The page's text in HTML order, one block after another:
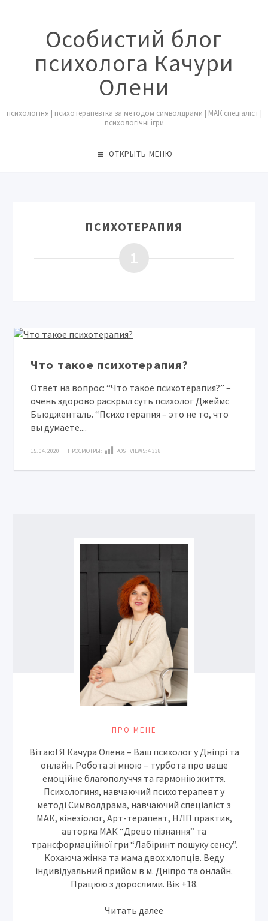
Особистий блог
психолога Качури
Олени
психологіня | психотерапевтка за методом символдрами | МАК спеціаліст |
психологічні ігри
ОТКРЫТЬ МЕНЮ
ПСИХОТЕРАПИЯ
1
Что такое психотерапия?
Ответ на вопрос: “Что такое психотерапия?” –
очень здорово раскрыл суть психолог Джеймс
Бьюдженталь. “Психотерапия – это не то, что
вы думаете....
15. 04. 2020 · ПРОСМОТРЫ: POST VIEWS:4 338
ПРО МЕНЕ
Вітаю! Я Качура Олена – Ваш психолог у Дніпрі та
онлайн. Робота зі мною – турбота про ваше
емоційне благополуччя та гармонію життя.
Психологиня, навчаючий психотерапевт у
методі Символдрама, навчаючий спеціаліст з
МАК, кінезіолог, Арт-терапевт, НЛП практик,
авторка МАК “Древо пізнання” та
трансформаційної гри “Лабіринт пошуку сенсу”.
Кохаюча жінка та мама двох хлопців. Веду
індивідуальний прийом в м. Дніпро та онлайн.
Працюю з дорослими. Вік +18.
Читать далее